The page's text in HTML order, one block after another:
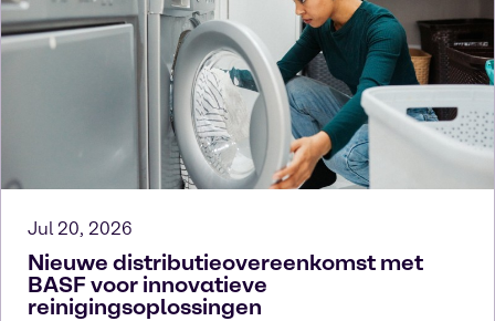
Jul 20, 2026
Nieuwe distributieovereenkomst met
BASF voor innovatieve
reinigingsoplossingen